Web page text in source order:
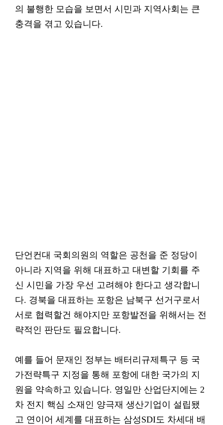
의 불행한 모습을 보면서 시민과 지역사회는 큰
충격을 겪고 있습니다.
단언컨대 국회의원의 역할은 공천을 준 정당이
아니라 지역을 위해 대표하고 대변할 기회를 주
신 시민을 가장 우선 고려해야 한다고 생각합니
다. 경북을 대표하는 포항은 남북구 선거구로서
서로 협력할건 해야지만 포항발전을 위해서는 전
략적인 판단도 필요합니다.
예를 들어 문재인 정부는 배터리규제특구 등 국
가전략특구 지정을 통해 포항에 대한 국가의 지
원을 약속하고 있습니다. 영일만 산업단지에는 2
차 전지 핵심 소재인 양극재 생산기업이 설립됐
고 연이어 세계를 대표하는 삼성SDI도 차세대 배